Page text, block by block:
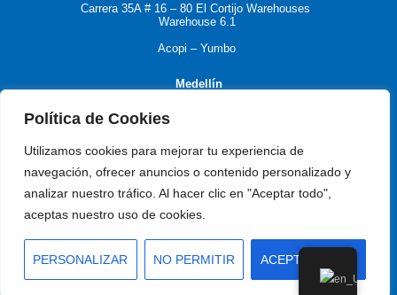
Política de Cookies
Utilizamos cookies para mejorar tu experiencia de
navegación, ofrecer anuncios o contenido personalizado y
analizar nuestro tráfico. Al hacer clic en "Aceptar todo",
aceptas nuestro uso de cookies.
PERSONALIZAR NO PERMITIR ACEPTAR TODO
Carrera 35A # 16 – 80 El Cortijo Warehouses
Warehouse 6.1
Acopi – Yumbo
Medellín
Carrera 55 # 77 -17
Itagüí – Antioquia